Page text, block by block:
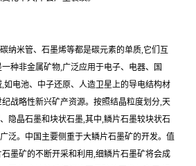
纳米管、石墨烯等都是碳元素的单质,它们互
种非金属矿物,广泛应用于电子、电器、国
如电池、中子还原、人造卫星上的导电结构材
战略性新兴矿产资源。按照结晶粒度划分,天
隐晶石墨和块状石墨,其中,鳞片石墨较块状石
泛。中国主要侧重于大鳞片石墨矿的开发。值
墨矿的不断开采和利用,细鳞片石墨矿将会成